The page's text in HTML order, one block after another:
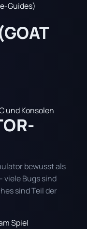
Guides)
und Konsolen
bewusst als
viele Bugs sind
sind Teil der
Spiel